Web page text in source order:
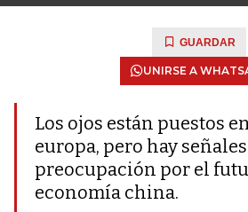
GUARDAR
UNIRSE A
Los ojos están puestos
europa, pero hay
preocupación por el
economía china.